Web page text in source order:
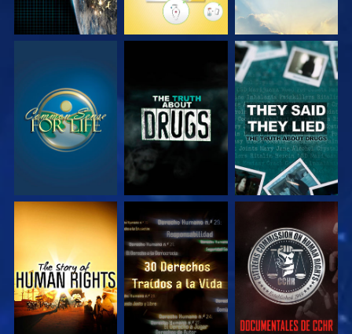
VE VE
VE VE VE